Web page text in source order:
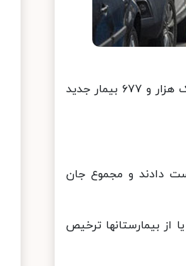
از دیروز تا امروز ۱۳ دی ماه ۱۴۰۰ و بر اساس معیارهای قطعی تشخیصی، یک هزار و ۶۷۷ بیمار جدید
جان خود را از دست دادند و مجموع جان
بهبود یافته و یا از بیمارستانها ترخیص